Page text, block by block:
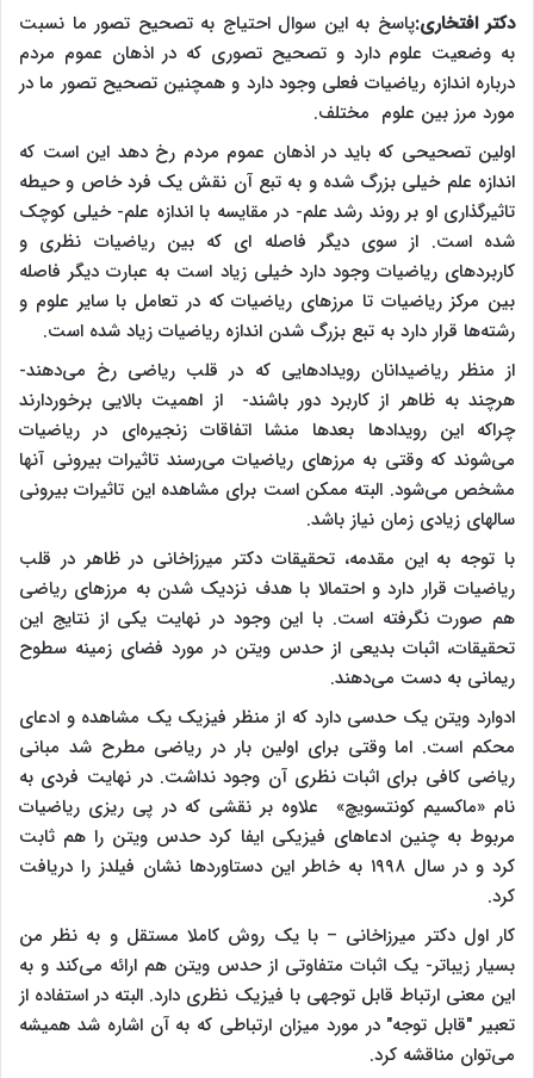
دکتر افتخاری:پاسخ به این سوال احتیاج به تصحیح تصور ما نسبت
به وضعیت علوم دارد و تصحیح تصوری که در اذهان عموم مردم
درباره اندازه ریاضیات فعلی وجود دارد و همچنین تصحیح تصور ما در
مورد مرز بین علوم مختلف.
اولین تصحیحی که باید در اذهان عموم مردم رخ دهد این است که
اندازه علم خیلی بزرگ شده و به تبع آن نقش یک فرد خاص و حیطه
تاثیرگذاری او بر روند رشد علم- در مقایسه با اندازه علم- خیلی کوچک
شده است. از سوی دیگر فاصله ای که بین ریاضیات نظری و
کاربردهای ریاضیات وجود دارد خیلی زیاد است به عبارت دیگر فاصله
بین مرکز ریاضیات تا مرزهای ریاضیات که در تعامل با سایر علوم و
رشته‌ها قرار دارد به تبع بزرگ شدن اندازه ریاضیات زیاد شده است.
از منظر ریاضیدانان رویدادهایی که در قلب ریاضی رخ می‌دهند-
هرچند به ظاهر از کاربرد دور باشند- از اهمیت بالایی برخوردارند
چراکه این رویدادها بعدها منشا اتفاقات زنجیره‌ای در ریاضیات
می‌شوند که وقتی به مرزهای ریاضیات می‌رسند تاثیرات بیرونی آنها
مشخص می‌شود. البته ممکن است برای مشاهده این تاثیرات بیرونی
سالهای زیادی زمان نیاز باشد.
با توجه به این مقدمه، تحقیقات دکتر میرزاخانی در ظاهر در قلب
ریاضیات قرار دارد و احتمالا با هدف نزدیک شدن به مرزهای ریاضی
هم صورت نگرفته است. با این وجود در نهایت یکی از نتایج این
تحقیقات، اثبات بدیعی از حدس ویتن در مورد فضای زمینه سطوح
ریمانی به دست می‌دهند.
ادوارد ویتن یک حدسی دارد که از منظر فیزیک یک مشاهده و ادعای
محکم است. اما وقتی برای اولین بار در ریاضی مطرح شد مبانی
ریاضی کافی برای اثبات نظری آن وجود نداشت. در نهایت فردی به
نام «ماکسیم کونتسویچ» علاوه بر نقشی که در پی ریزی ریاضیات
مربوط به چنین ادعاهای فیزیکی ایفا کرد حدس ویتن را هم ثابت
کرد و در سال ۱۹۹۸ به خاطر این دستاوردها نشان فیلدز را دریافت
کرد.
کار اول دکتر میرزاخانی – با یک روش کاملا مستقل و به نظر من
بسیار زیباتر- یک اثبات متفاوتی از حدس ویتن هم ارائه می‌کند و به
این معنی ارتباط قابل توجهی با فیزیک نظری دارد. البته در استفاده از
تعبیر "قابل توجه" در مورد میزان ارتباطی که به آن اشاره شد همیشه
می‌توان مناقشه کرد.